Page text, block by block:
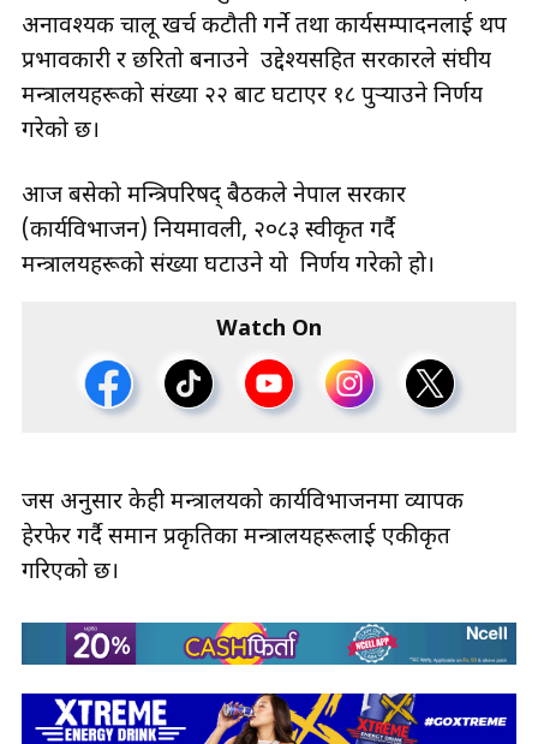
अनावश्यक चालू खर्च कटौती गर्ने तथा कार्यसम्पादनलाई थप
प्रभावकारी र छरितो बनाउने उद्देश्यसहित सरकारले संघीय
मन्त्रालयहरूको संख्या २२ बाट घटाएर १८ पुऱ्याउने निर्णय
गरेको छ।
आज बसेको मन्त्रिपरिषद् बैठकले नेपाल सरकार
(कार्यविभाजन) नियमावली, २०८३ स्वीकृत गर्दै
मन्त्रालयहरूको संख्या घटाउने यो निर्णय गरेको हो।
Watch On
जस अनुसार केही मन्त्रालयको कार्यविभाजनमा व्यापक
हेरफेर गर्दै समान प्रकृतिका मन्त्रालयहरूलाई एकीकृत
गरिएको छ।